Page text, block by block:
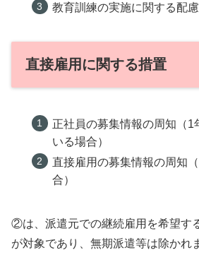
教育訓練の実施に関する配慮
直接雇用に関する措置
正社員の募集情報の周知（1
いる場合）
直接雇用の募集情報の周知
合）
②は、派遣元での継続雇用を希望す
が対象であり、無期派遣等は除かれ